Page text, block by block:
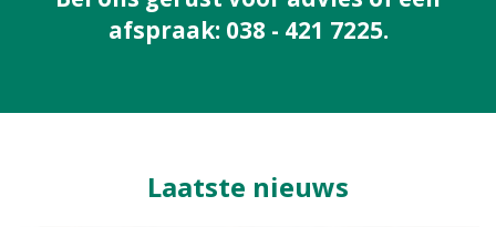
afspraak: 038 - 421 7225.
Laatste nieuws